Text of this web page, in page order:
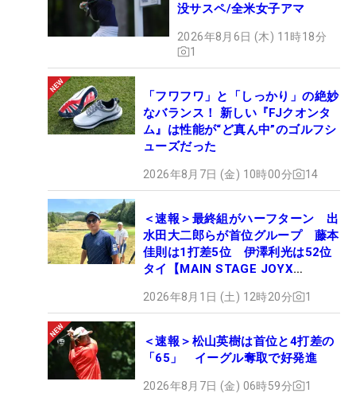
没サスペ/全米女子アマ
2026年8月6日 (木) 11時18分
1
「フワフワ」と「しっかり」の絶妙
なバランス！ 新しい『FJクオンタ
ム』は性能が“ど真ん中”のゴルフシ
ューズだった
2026年8月7日 (金) 10時00分 14
＜速報＞最終組がハーフターン 出
水田大二郎らが首位グループ 藤本
佳則は1打差5位 伊澤利光は52位
タイ【MAIN STAGE JOYX
2026年8月1日 (土) 12時20分 1
＜速報＞松山英樹は首位と4打差の
「65」 イーグル奪取で好発進
2026年8月7日 (金) 06時59分 1